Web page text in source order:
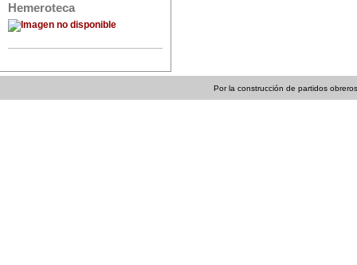
Hemeroteca
Por la construcción de partidos